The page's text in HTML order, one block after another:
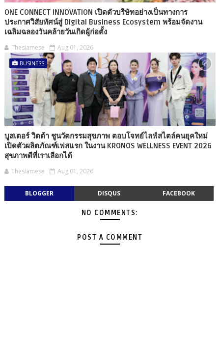
ONE CONNECT INNOVATION เปิดตัวบริษัทอย่างเป็นทางการ
ประกาศวิสัยทัศน์สู่ Digital Business Ecosystem พร้อมจัดงาน
เฉลิมฉลองวันคล้ายวันเกิดผู้ก่อตั้ง
Thesiamese Aug 01, 2026
BUSINESS
บูสเตอร์ วิตต้า ชูนวัตกรรมสุขภาพ ตอบโจทย์ไลฟ์สไตล์คนยุคใหม่
เปิดตัวผลิตภัณฑ์เฟสแรก ในงาน KRONOS WELLNESS EVENT 2026
สุขภาพดีที่เราเลือกได้
Thesiamese Aug 01, 2026
BLOGGER DISQUS FACEBOOK
NO COMMENTS:
POST A COMMENT